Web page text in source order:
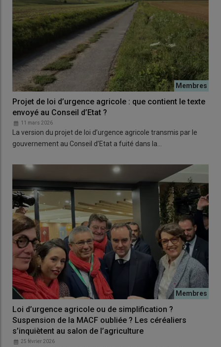
Projet de loi d’urgence agricole : que contient le texte
envoyé au Conseil d’Etat ?
11 mars 2026
La version du projet de loi d’urgence agricole transmis par le
gouvernement au Conseil d’Etat a fuité dans la…
Loi d’urgence agricole ou de simplification ?
Suspension de la MACF oubliée ? Les céréaliers
s’inquiètent au salon de l’agriculture
25 février 2026